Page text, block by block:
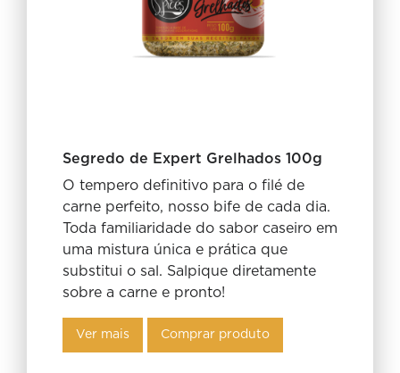
Segredo de Expert Grelhados 100g
O tempero definitivo para o filé de
carne perfeito, nosso bife de cada dia.
Toda familiaridade do sabor caseiro em
uma mistura única e prática que
substitui o sal. Salpique diretamente
sobre a carne e pronto!
Ver mais Comprar produto